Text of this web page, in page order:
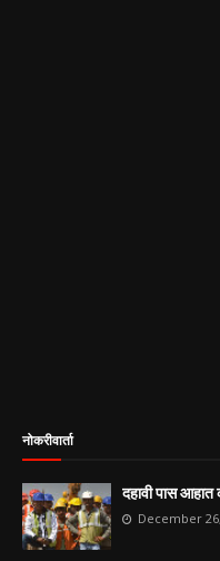
नोकरीवार्ता
दहावी पास आहात
December